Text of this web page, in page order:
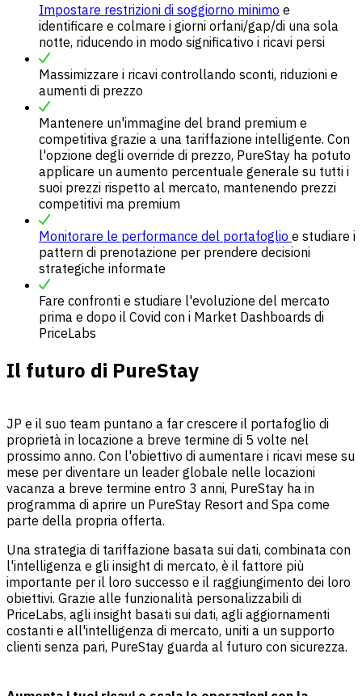
Impostare restrizioni di soggiorno minimo e
identificare e colmare i giorni orfani/gap/di una sola
notte, riducendo in modo significativo i ricavi persi
Massimizzare i ricavi controllando sconti, riduzioni e
aumenti di prezzo
Mantenere un'immagine del brand premium e
competitiva grazie a una tariffazione intelligente. Con
l'opzione degli override di prezzo, PureStay ha potuto
applicare un aumento percentuale generale su tutti i
suoi prezzi rispetto al mercato, mantenendo prezzi
competitivi ma premium
Monitorare le performance del portafoglio e studiare i
pattern di prenotazione per prendere decisioni
strategiche informate
Fare confronti e studiare l'evoluzione del mercato
prima e dopo il Covid con i Market Dashboards di
PriceLabs
Il futuro di PureStay
JP e il suo team puntano a far crescere il portafoglio di
proprietà in locazione a breve termine di 5 volte nel
prossimo anno. Con l'obiettivo di aumentare i ricavi mese su
mese per diventare un leader globale nelle locazioni
vacanza a breve termine entro 3 anni, PureStay ha in
programma di aprire un PureStay Resort and Spa come
parte della propria offerta.
Una strategia di tariffazione basata sui dati, combinata con
l'intelligenza e gli insight di mercato, è il fattore più
importante per il loro successo e il raggiungimento dei loro
obiettivi. Grazie alle funzionalità personalizzabili di
PriceLabs, agli insight basati sui dati, agli aggiornamenti
costanti e all'intelligenza di mercato, uniti a un supporto
clienti senza pari, PureStay guarda al futuro con sicurezza.